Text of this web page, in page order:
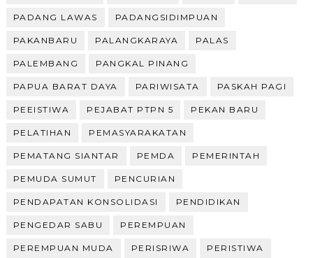
PADANG LAWAS PADANGSIDIMPUAN
PAKANBARU PALANGKARAYA PALAS
PALEMBANG PANGKAL PINANG
PAPUA BARAT DAYA PARIWISATA PASKAH PAGI
PEEISTIWA PEJABAT PTPN 5 PEKAN BARU
PELATIHAN PEMASYARAKATAN
PEMATANG SIANTAR PEMDA PEMERINTAH
PEMUDA SUMUT PENCURIAN
PENDAPATAN KONSOLIDASI PENDIDIKAN
PENGEDAR SABU PEREMPUAN
PEREMPUAN MUDA PERISRIWA PERISTIWA